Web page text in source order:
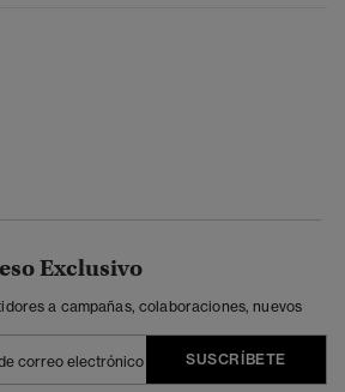
Exclusivo
a campañas, colaboraciones, nuevos
SUSCRÍBETE